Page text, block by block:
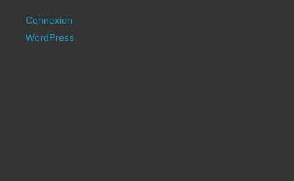
Connexion
WordPress